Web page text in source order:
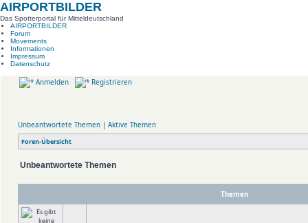
AIRPORTBILDER
Das Spotterportal für Mitteldeutschland
AIRPORTBILDER
Forum
Movements
Informationen
Impressum
Datenschutz
Anmelden Registrieren
Unbeantwortete Themen | Aktive Themen
Foren-Übersicht
Unbeantwortete Themen
Themen